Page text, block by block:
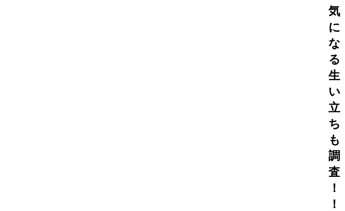
気
に
な
る
生
い
立
ち
も
調
査
！
！